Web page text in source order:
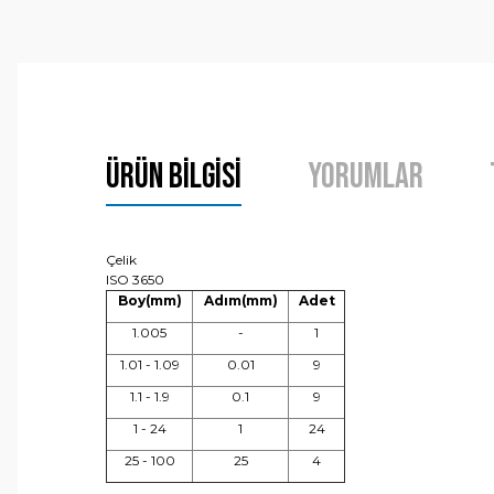
Ürün Bilgisi Yorumlar
Çelik
ISO 3650
Boy(mm)
Adım(mm)
Adet
1.005
-
1
1.01 - 1.09
0.01
9
1.1 - 1.9
0.1
9
1 - 24
1
24
25 - 100
25 4